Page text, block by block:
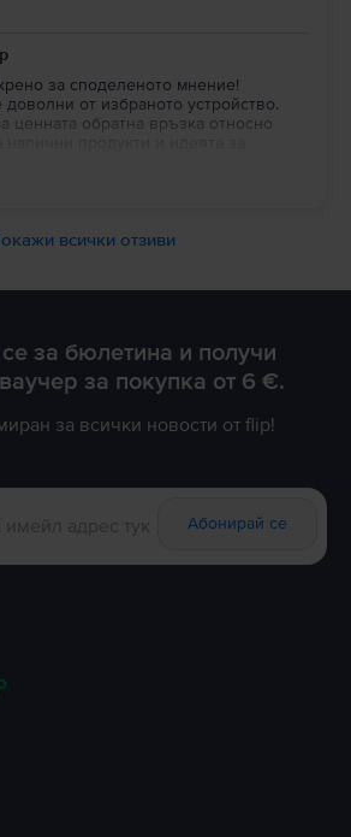
за споделеното мнение!
от избраното устройство.
ценната обратна връзка относно
на платформата и Вашите
всички отзиви
за бюлетина и получи
за покупка от 6 €.
за всички новости от flip!
Абонирай се